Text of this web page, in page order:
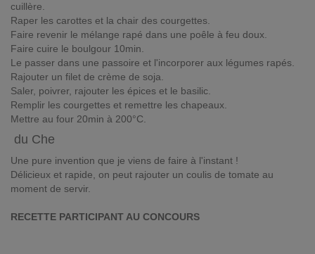
cuillère.
Raper les carottes et la chair des courgettes.
Faire revenir le mélange rapé dans une poêle à feu doux.
Faire cuire le boulgour 10min.
Le passer dans une passoire et l'incorporer aux légumes rapés.
Rajouter un filet de crème de soja.
Saler, poivrer, rajouter les épices et le basilic.
Remplir les courgettes et remettre les chapeaux.
Mettre au four 20min à 200°C.
du Che
Une pure invention que je viens de faire à l'instant !
Délicieux et rapide, on peut rajouter un coulis de tomate au
moment de servir.
RECETTE PARTICIPANT AU CONCOURS